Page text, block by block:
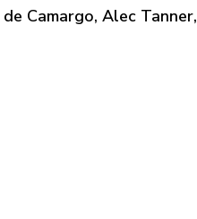
Camargo, Alec